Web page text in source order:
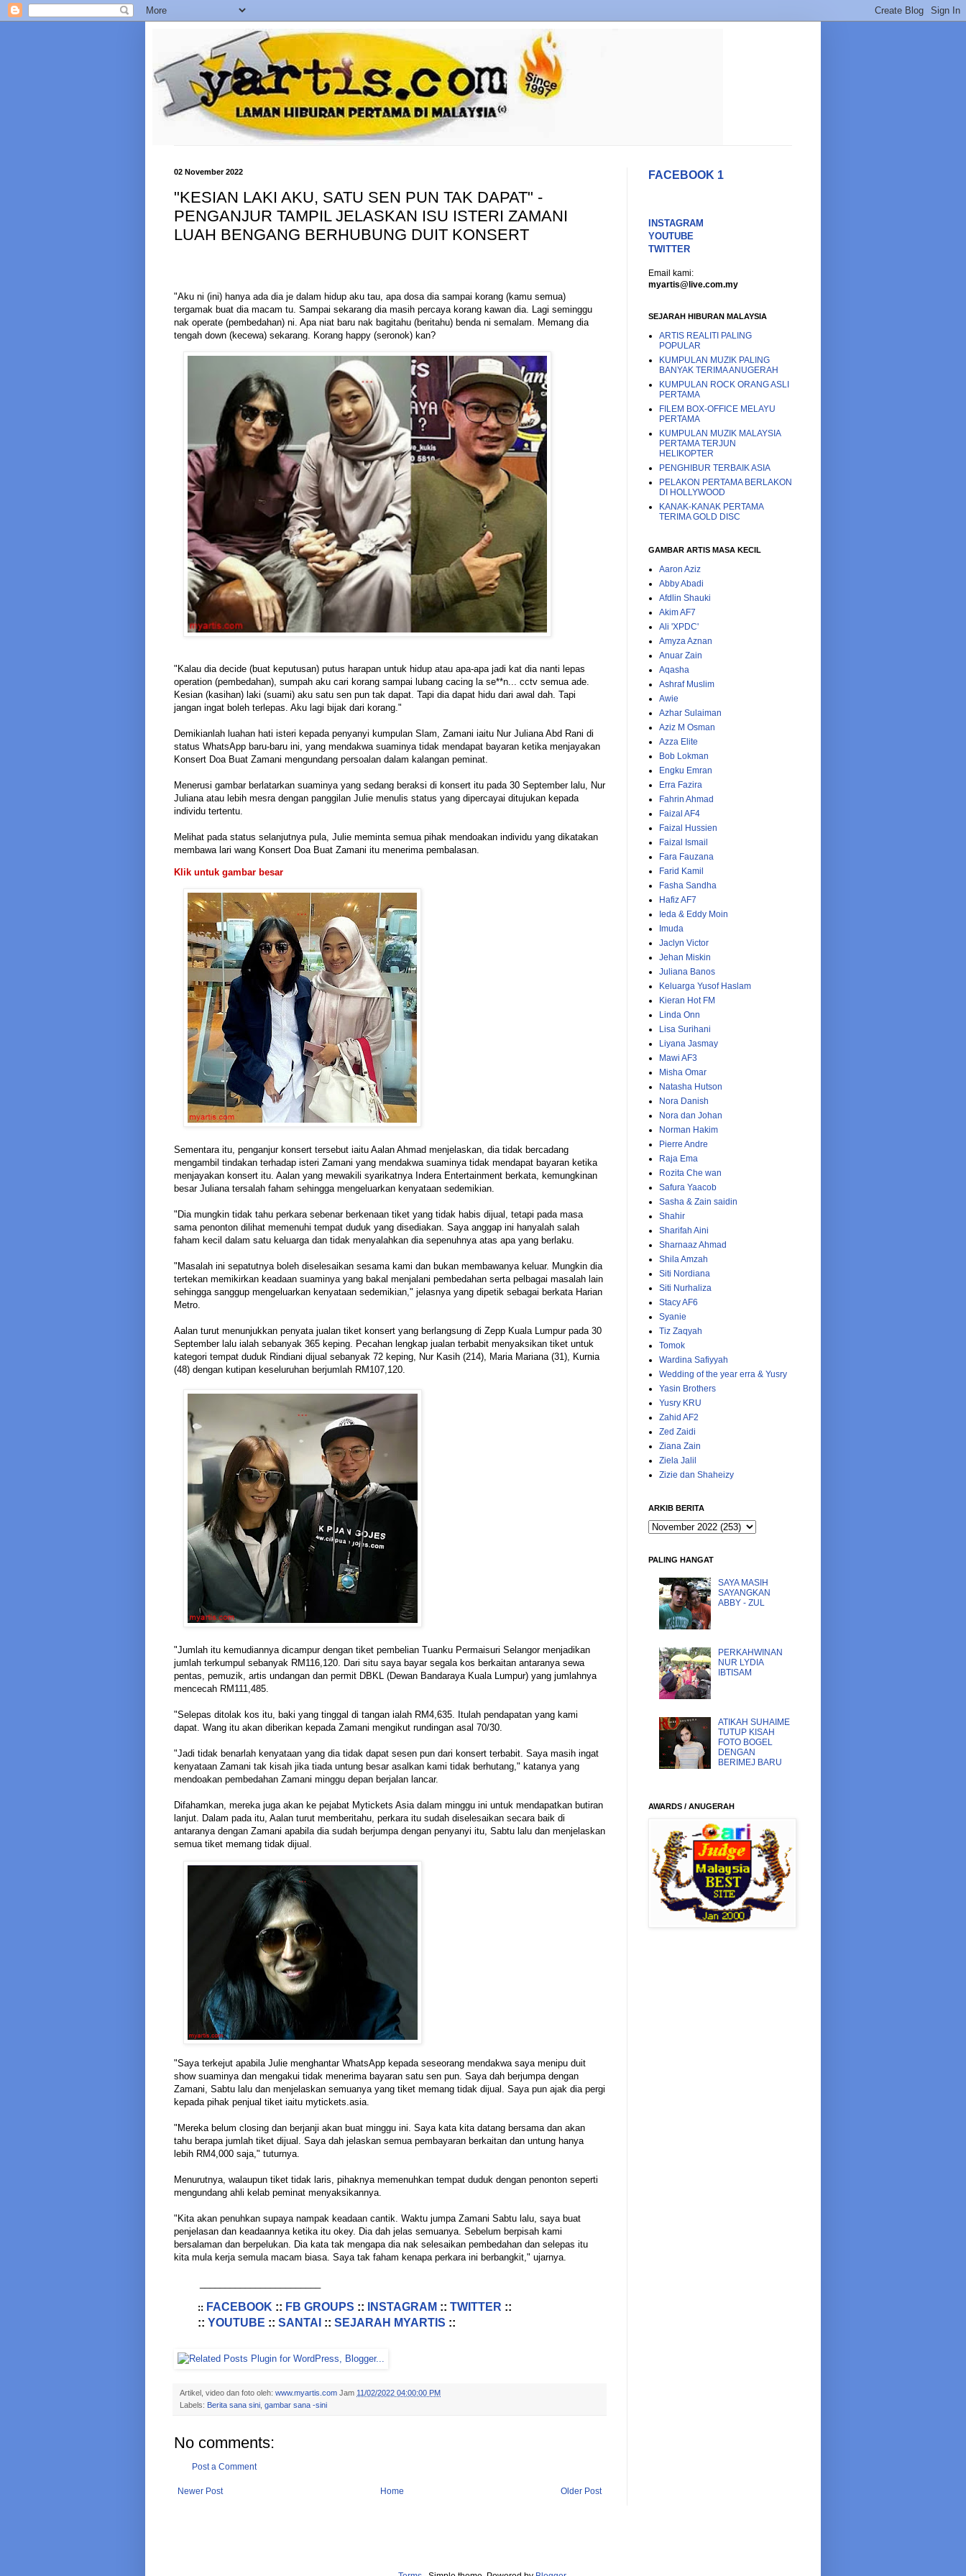
02 November 2022
"KESIAN LAKI AKU, SATU SEN PUN TAK DAPAT" -
PENGANJUR TAMPIL JELASKAN ISU ISTERI ZAMANI
LUAH BENGANG BERHUBUNG DUIT KONSERT
"Aku ni (ini) hanya ada dia je dalam hidup aku tau, apa dosa dia sampai korang (kamu semua)
tergamak buat dia macam tu. Sampai sekarang dia masih percaya korang kawan dia. Lagi seminggu
nak operate (pembedahan) ni. Apa niat baru nak bagitahu (beritahu) benda ni semalam. Memang dia
tengah down (kecewa) sekarang. Korang happy (seronok) kan?
"Kalau dia decide (buat keputusan) putus harapan untuk hidup atau apa-apa jadi kat dia nanti lepas
operation (pembedahan), sumpah aku cari korang sampai lubang cacing la se**n... cctv semua ade.
Kesian (kasihan) laki (suami) aku satu sen pun tak dapat. Tapi dia dapat hidu dari awal dah. Tapi
jangan ingat boleh terlepas. Aku lagi bijak dari korang."
Demikianlah luahan hati isteri kepada penyanyi kumpulan Slam, Zamani iaitu Nur Juliana Abd Rani di
status WhatsApp baru-baru ini, yang mendakwa suaminya tidak mendapat bayaran ketika menjayakan
Konsert Doa Buat Zamani mengundang persoalan dalam kalangan peminat.
Menerusi gambar berlatarkan suaminya yang sedang beraksi di konsert itu pada 30 September lalu, Nur
Juliana atau lebih mesra dengan panggilan Julie menulis status yang dipercayai ditujukan kepada
individu tertentu.
Melihat pada status selanjutnya pula, Julie meminta semua pihak mendoakan individu yang dikatakan
membawa lari wang Konsert Doa Buat Zamani itu menerima pembalasan.
Klik untuk gambar besar
Sementara itu, penganjur konsert tersebut iaitu Aalan Ahmad menjelaskan, dia tidak bercadang
mengambil tindakan terhadap isteri Zamani yang mendakwa suaminya tidak mendapat bayaran ketika
menjayakan konsert itu. Aalan yang mewakili syarikatnya Indera Entertainment berkata, kemungkinan
besar Juliana tersalah faham sehingga mengeluarkan kenyataan sedemikian.
"Dia mungkin tidak tahu perkara sebenar berkenaan tiket yang tidak habis dijual, tetapi pada masa
sama penonton dilihat memenuhi tempat duduk yang disediakan. Saya anggap ini hanyalah salah
faham kecil dalam satu keluarga dan tidak menyalahkan dia sepenuhnya atas apa yang berlaku.
"Masalah ini sepatutnya boleh diselesaikan sesama kami dan bukan membawanya keluar. Mungkin dia
tertekan memikirkan keadaan suaminya yang bakal menjalani pembedahan serta pelbagai masalah lain
sehingga sanggup mengeluarkan kenyataan sedemikian," jelasnya yang dipetik sebagai berkata Harian
Metro.
Aalan turut menunjukkan penyata jualan tiket konsert yang berlangsung di Zepp Kuala Lumpur pada 30
September lalu ialah sebanyak 365 keping. Pecahan lengkap jualan terbabit menyaksikan tiket untuk
kategori tempat duduk Rindiani dijual sebanyak 72 keping, Nur Kasih (214), Maria Mariana (31), Kurnia
(48) dengan kutipan keseluruhan berjumlah RM107,120.
"Jumlah itu kemudiannya dicampur dengan tiket pembelian Tuanku Permaisuri Selangor menjadikan
jumlah terkumpul sebanyak RM116,120. Dari situ saya bayar segala kos berkaitan antaranya sewa
pentas, pemuzik, artis undangan dan permit DBKL (Dewan Bandaraya Kuala Lumpur) yang jumlahnya
mencecah RM111,485.
"Selepas ditolak kos itu, baki yang tinggal di tangan ialah RM4,635. Itulah pendapatan yang kami
dapat. Wang itu akan diberikan kepada Zamani mengikut rundingan asal 70/30.
"Jadi tidak benarlah kenyataan yang dia tidak dapat sesen pun dari konsert terbabit. Saya masih ingat
kenyataan Zamani tak kisah jika tiada untung besar asalkan kami tidak berhutang," katanya yang
mendoakan pembedahan Zamani minggu depan berjalan lancar.
Difahamkan, mereka juga akan ke pejabat Mytickets Asia dalam minggu ini untuk mendapatkan butiran
lanjut. Dalam pada itu, Aalan turut memberitahu, perkara itu sudah diselesaikan secara baik di
antaranya dengan Zamani apabila dia sudah berjumpa dengan penyanyi itu, Sabtu lalu dan menjelaskan
semua tiket memang tidak dijual.
"Saya terkejut apabila Julie menghantar WhatsApp kepada seseorang mendakwa saya menipu duit
show suaminya dan mengakui tidak menerima bayaran satu sen pun. Saya dah berjumpa dengan
Zamani, Sabtu lalu dan menjelaskan semuanya yang tiket memang tidak dijual. Saya pun ajak dia pergi
kepada pihak penjual tiket iaitu mytickets.asia.
"Mereka belum closing dan berjanji akan buat minggu ini. Saya kata kita datang bersama dan akan
tahu berapa jumlah tiket dijual. Saya dah jelaskan semua pembayaran berkaitan dan untung hanya
lebih RM4,000 saja," tuturnya.
Menurutnya, walaupun tiket tidak laris, pihaknya memenuhkan tempat duduk dengan penonton seperti
mengundang ahli kelab peminat menyaksikannya.
"Kita akan penuhkan supaya nampak keadaan cantik. Waktu jumpa Zamani Sabtu lalu, saya buat
penjelasan dan keadaannya ketika itu okey. Dia dah jelas semuanya. Sebelum berpisah kami
bersalaman dan berpelukan. Dia kata tak mengapa dia nak selesaikan pembedahan dan selepas itu
kita mula kerja semula macam biasa. Saya tak faham kenapa perkara ini berbangkit," ujarnya.
:: FACEBOOK :: FB GROUPS :: INSTAGRAM :: TWITTER ::
:: YOUTUBE :: SANTAI :: SEJARAH MYARTIS ::
Artikel, video dan foto oleh: www.myartis.com Jam 11/02/2022 04:00:00 PM
Labels: Berita sana sini gambar sana -sini
No comments:
Post a Comment
Newer Post Older Post
Home
FACEBOOK 1
INSTAGRAM
YOUTUBE
TWITTER
Email kami:
myartis@live.com.my
SEJARAH HIBURAN MALAYSIA
ARTIS REALITI PALING
POPULAR
KUMPULAN MUZIK PALING
BANYAK TERIMA ANUGERAH
KUMPULAN ROCK ORANG ASLI
PERTAMA
FILEM BOX-OFFICE MELAYU
PERTAMA
KUMPULAN MUZIK MALAYSIA
PERTAMA TERJUN
HELIKOPTER
PENGHIBUR TERBAIK ASIA
PELAKON PERTAMA BERLAKON
DI HOLLYWOOD
KANAK-KANAK PERTAMA
TERIMA GOLD DISC
GAMBAR ARTIS MASA KECIL
Aaron Aziz
Abby Abadi
Afdlin Shauki
Akim AF7
Ali 'XPDC'
Amyza Aznan
Anuar Zain
Aqasha
Ashraf Muslim
Awie
Azhar Sulaiman
Aziz M Osman
Azza Elite
Bob Lokman
Engku Emran
Erra Fazira
Fahrin Ahmad
Faizal AF4
Faizal Hussien
Faizal Ismail
Fara Fauzana
Farid Kamil
Fasha Sandha
Hafiz AF7
Ieda & Eddy Moin
Imuda
Jaclyn Victor
Jehan Miskin
Juliana Banos
Keluarga Yusof Haslam
Kieran Hot FM
Linda Onn
Lisa Surihani
Liyana Jasmay
Mawi AF3
Misha Omar
Natasha Hutson
Nora Danish
Nora dan Johan
Norman Hakim
Pierre Andre
Raja Ema
Rozita Che wan
Safura Yaacob
Sasha & Zain saidin
Shahir
Sharifah Aini
Sharnaaz Ahmad
Shila Amzah
Siti Nordiana
Siti Nurhaliza
Stacy AF6
Syanie
Tiz Zaqyah
Tomok
Wardina Safiyyah
Wedding of the year erra & Yusry
Yasin Brothers
Yusry KRU
Zahid AF2
Zed Zaidi
Ziana Zain
Ziela Jalil
Zizie dan Shaheizy
ARKIB BERITA
PALING HANGAT
SAYA MASIH
SAYANGKAN
ABBY - ZUL
PERKAHWINAN
NUR LYDIA
IBTISAM
ATIKAH SUHAIME
TUTUP KISAH
FOTO BOGEL
DENGAN
BERIMEJ BARU
AWARDS / ANUGERAH